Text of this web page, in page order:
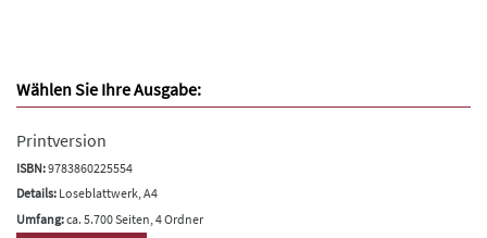
Wählen Sie Ihre Ausgabe:
Printversion
ISBN:9783860225554
Details: Loseblattwerk, A4
Umfang:ca. 5.700 Seiten, 4 Ordner